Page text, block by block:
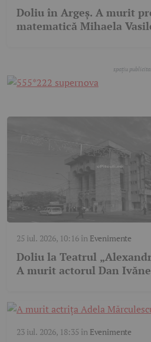
Doliu în Argeș. A murit
matematică Mihaela
25 iul. 2026, 10:16în Evenimente
Doliu la Teatrul
A murit actorul Dan
23 iul. 2026, 18:35 în Evenimente